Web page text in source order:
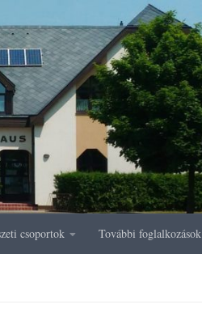
csoportok További foglalkozások